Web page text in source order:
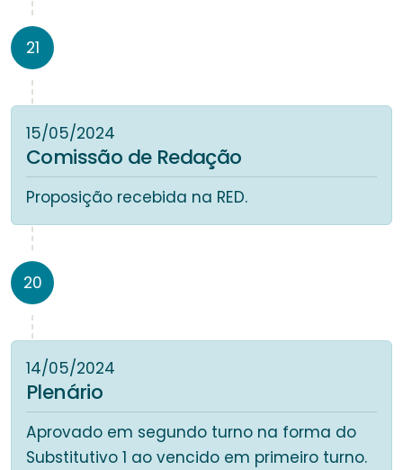
21
15/05/2024
Comissão de Redação
Proposição recebida na RED.
20
14/05/2024
Plenário
Aprovado em segundo turno na forma do
Substitutivo 1 ao vencido em primeiro turno.